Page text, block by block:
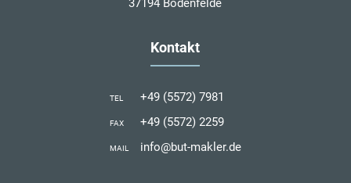
37194 Bodenfelde
Kontakt
TEL +49 (5572) 7981
FAX +49 (5572) 2259
MAIL info@but-makler.de